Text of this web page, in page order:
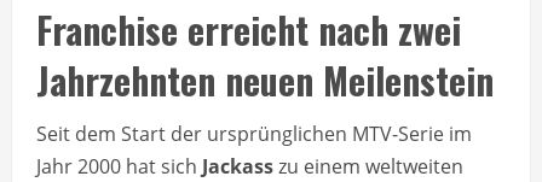
Franchise erreicht nach zwei
Jahrzehnten neuen Meilenstein
Seit dem Start der ursprünglichen MTV-Serie im
Jahr 2000 hat sich Jackasszu einem weltweiten